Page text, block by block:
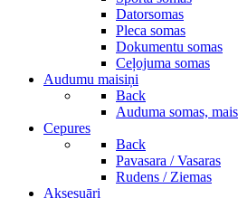
Datorsomas
Pleca somas
Dokumentu somas
Ceļojuma somas
Audumu maisiņi
Back
Auduma somas,
Cepures
Back
Pavasara / Vasaras
Rudens / Ziemas
Aksesuāri